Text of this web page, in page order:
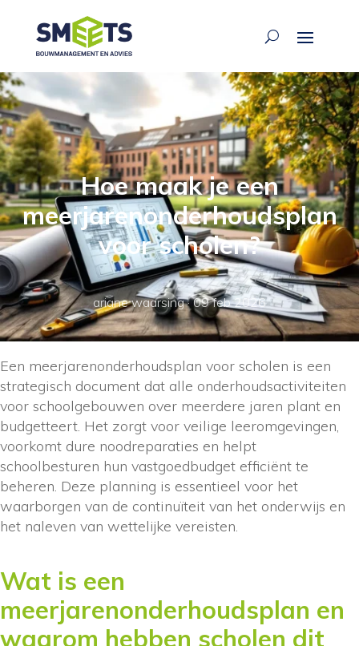
Hoe maak je een
meerjarenonderhoudsplan
voor scholen?
ariane waarsing·09 feb 2026
Een meerjarenonderhoudsplan voor scholen is een
strategisch document dat alle onderhoudsactiviteiten
voor schoolgebouwen over meerdere jaren plant en
budgetteert. Het zorgt voor veilige leeromgevingen,
voorkomt dure noodreparaties en helpt
schoolbesturen hun vastgoedbudget efficiënt te
beheren. Deze planning is essentieel voor het
waarborgen van de continuïteit van het onderwijs en
het naleven van wettelijke vereisten.
Wat is een
meerjarenonderhoudsplan en
waarom hebben scholen dit